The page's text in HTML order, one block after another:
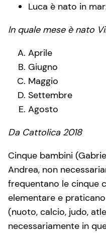
Luca è nato in
In quale mese è nato
Aprile
Giugno
Maggio
Settembre
Agosto
Da Cattolica 2018
Cinque bambini
Andrea, non
frequentano le cinque
elementare e
(nuoto, calcio, judo,
necessariamente in